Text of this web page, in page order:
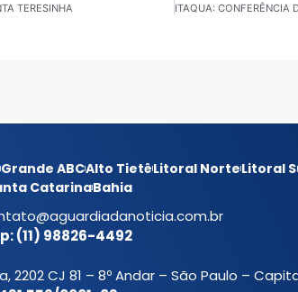
TERESINHA
Grande ABCAlto TietêLitoral NorteLitoral
CatarinaBahia
(11) 98826-4492
2202 CJ 81 – 8º Andar – São Paulo –